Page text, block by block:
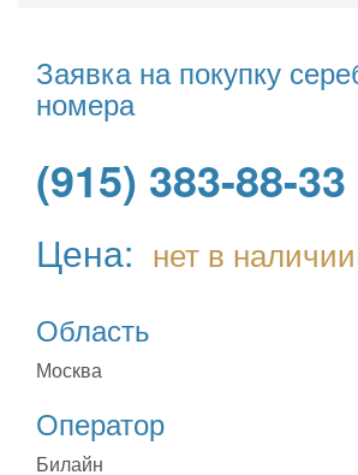
Заявка на покупку
номера
(915) 383-88-33
Цена: нет в наличии
Область
Москва
Оператор
Билайн